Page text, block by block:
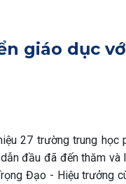
giáo dục
27 trường trung học
đầu đã đến thăm và
Đạo - Hiệu trưởng